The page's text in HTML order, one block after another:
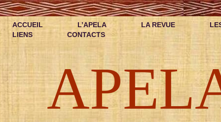
ACCUEIL L’APELA LA REVUE
LIENS
CONTACTS